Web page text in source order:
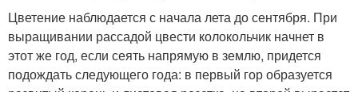
Цветение наблюдается с начала лета до сентября. При
выращивании рассадой цвести колокольчик начнет в
этот же год, если сеять напрямую в землю, придется
подождать следующего года: в первый гор образуется